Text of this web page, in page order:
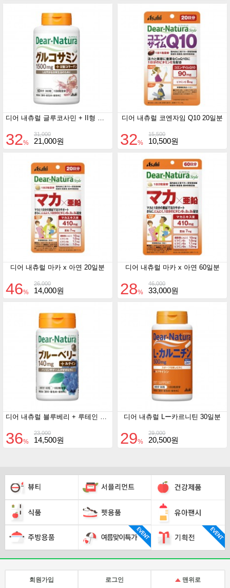
디어 내츄럴 글루코사민 + II형 콜라겐 60일분
31,000
32% 21,000원
디어 내츄럴 코엔자임 Q10 20일분
15,500
32% 10,500원
디어 내츄럴 마카 x 아연 20일분
26,000
46% 14,000원
디어 내츄럴 마카 x 아연 60일분
46,000
28% 33,000원
23,000
36% 14,500원
디어 내츄럴 Lー카르니틴 30일분
29,000
29% 20,500원
회원가입 로그인 맨위로